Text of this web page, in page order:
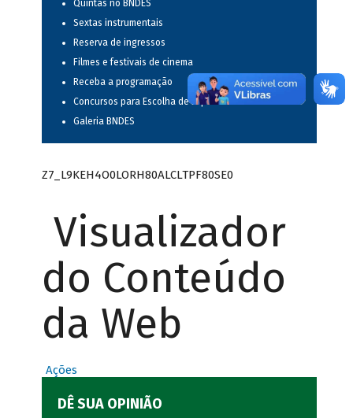
Quintas no BNDES
Sextas instrumentais
Reserva de ingressos
Filmes e festivais de cinema
Receba a programação
Concursos para Escolha de Espetáculos Musicais
Galeria BNDES
Z7_L9KEH4O0LORH80ALCLTPF80SE0
Visualizador
do Conteúdo
da Web
Ações
DÊ SUA OPINIÃO